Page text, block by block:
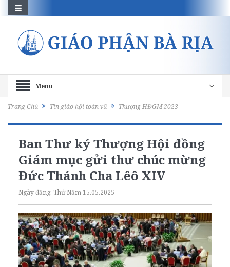
Menu
Trang Chủ Tin giáo hội toàn vũ Thượng HĐGM 2023
Ban Thư ký Thượng Hội đồng
Giám mục gửi thư chúc mừng
Đức Thánh Cha Lêô XIV
Ngày đăng: Thứ Năm 15.05.2025